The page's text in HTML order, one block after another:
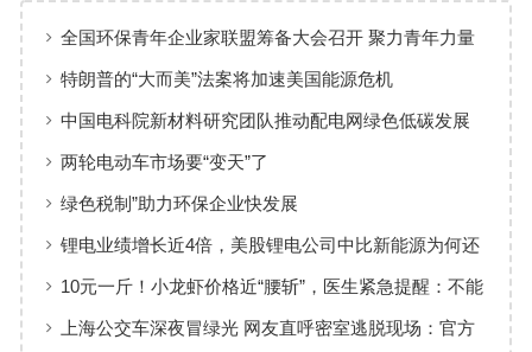
全国环保青年企业家联盟筹备大会召开 聚力青年力量
共促产业创新
特朗普的“大而美”法案将加速美国能源危机
中国电科院新材料研究团队推动配电网绿色低碳发展
两轮电动车市场要“变天”了
绿色税制”助力环保企业快发展
锂电业绩增长近4倍，美股锂电公司中比新能源为何还
要布局钠电
10元一斤！小龙虾价格近“腰斩”，医生紧急提醒：不能
多吃
上海公交车深夜冒绿光 网友直呼密室逃脱现场：官方